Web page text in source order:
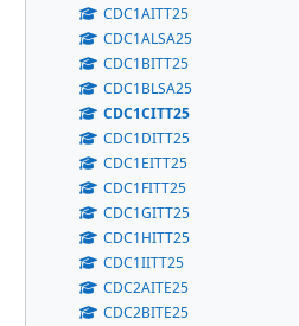
CDC1AITT25
CDC1ALSA25
CDC1BITT25
CDC1BLSA25
CDC1CITT25
CDC1DITT25
CDC1EITT25
CDC1FITT25
CDC1GITT25
CDC1HITT25
CDC1IITT25
CDC2AITE25
CDC2BITE25